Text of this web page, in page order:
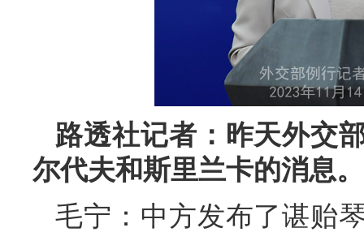
路透社记者：昨天外交
尔代夫和斯里兰卡的消息
毛宁：中方发布了谌贻